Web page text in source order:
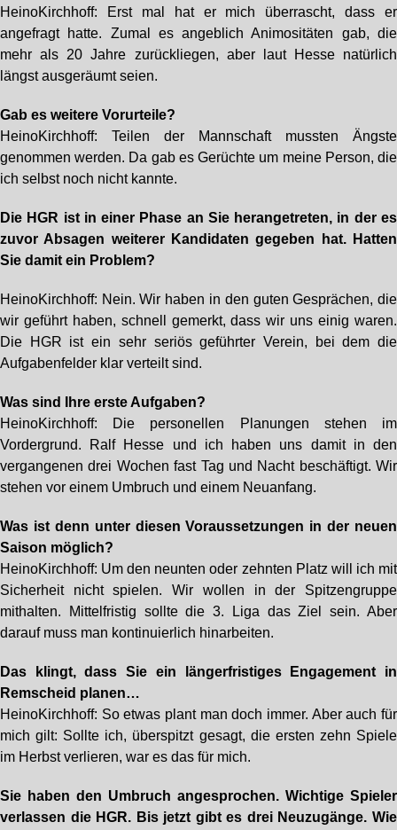
HeinoKirchhoff: Erst mal hat er mich überrascht, dass er
angefragt hatte. Zumal es angeblich Animositäten gab, die
mehr als 20 Jahre zurückliegen, aber laut Hesse natürlich
längst ausgeräumt seien.
Gab es weitere Vorurteile?
HeinoKirchhoff: Teilen der Mannschaft mussten Ängste
genommen werden. Da gab es Gerüchte um meine Person, die
ich selbst noch nicht kannte.
Die HGR ist in einer Phase an Sie herangetreten, in der es
zuvor Absagen weiterer Kandidaten gegeben hat. Hatten
Sie damit ein Problem?
HeinoKirchhoff: Nein. Wir haben in den guten Gesprächen, die
wir geführt haben, schnell gemerkt, dass wir uns einig waren.
Die HGR ist ein sehr seriös geführter Verein, bei dem die
Aufgabenfelder klar verteilt sind.
Was sind Ihre erste Aufgaben?
HeinoKirchhoff: Die personellen Planungen stehen im
Vordergrund. Ralf Hesse und ich haben uns damit in den
vergangenen drei Wochen fast Tag und Nacht beschäftigt. Wir
stehen vor einem Umbruch und einem Neuanfang.
Was ist denn unter diesen Voraussetzungen in der neuen
Saison möglich?
HeinoKirchhoff: Um den neunten oder zehnten Platz will ich mit
Sicherheit nicht spielen. Wir wollen in der Spitzengruppe
mithalten. Mittelfristig sollte die 3. Liga das Ziel sein. Aber
darauf muss man kontinuierlich hinarbeiten.
Das klingt, dass Sie ein längerfristiges Engagement in
Remscheid planen…
HeinoKirchhoff: So etwas plant man doch immer. Aber auch für
mich gilt: Sollte ich, überspitzt gesagt, die ersten zehn Spiele
im Herbst verlieren, war es das für mich.
Sie haben den Umbruch angesprochen. Wichtige Spieler
verlassen die HGR. Bis jetzt gibt es drei Neuzugänge. Wie